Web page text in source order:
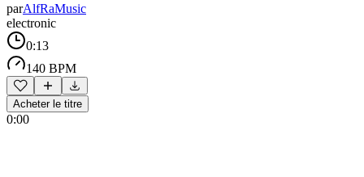
parAlfRaMusic
electronic
0:13
140 BPM
Acheter le titre
0:00